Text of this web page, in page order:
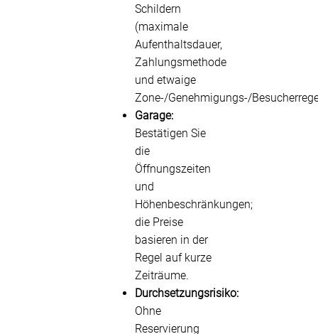
Schildern
(maximale
Aufenthaltsdauer,
Zahlungsmethode
und etwaige
Zone-/Genehmigungs-/
Garage:
Bestätigen Sie
die
Öffnungszeiten
und
Höhenbeschränkungen;
die Preise
basieren in der
Regel auf kurze
Zeiträume.
Durchsetzungsrisiko:
Ohne
Reservierung